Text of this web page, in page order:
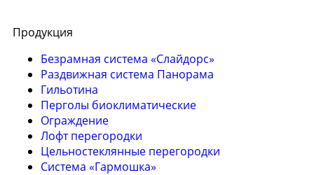
Продукция
Безрамная система «Слайдорс»
Раздвижная система Панорама
Гильотина
Перголы биоклиматические
Ограждение
Лофт перегородки
Цельностеклянные перегородки
Система «Гармошка»